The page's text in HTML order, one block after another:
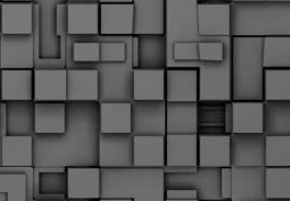
της ΑΔΕΔΥ και ενός
δώρων Χριστουγέννων,
μισθός) στους
μια μακρά
μνημονιακές περικοπές.
αποτελεσμάτων –
εγκύκλιο του Υπ.